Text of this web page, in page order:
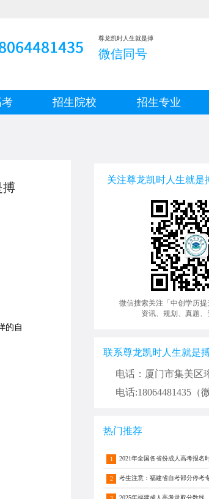
尊龙凯时人生就是搏
微信同号
招生院校 招生专业
搏
的自
关注尊龙凯时人生就是
微信搜索关注「中创学历
资讯、规划、真题
联系尊龙凯时人生就是
电话：厦门市集美区
电话:18064481435（
热门推荐
1 2021年全国各省份成人高考报名
2
2025年福建成人高考录取分数线